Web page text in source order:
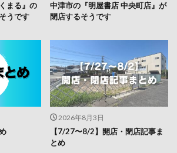
まる』の
うです
中津市の『明屋書店 中央町店』が
閉店するそうです
2026年8月3日
【7/27〜8/2】開店・閉店記事ま
とめ